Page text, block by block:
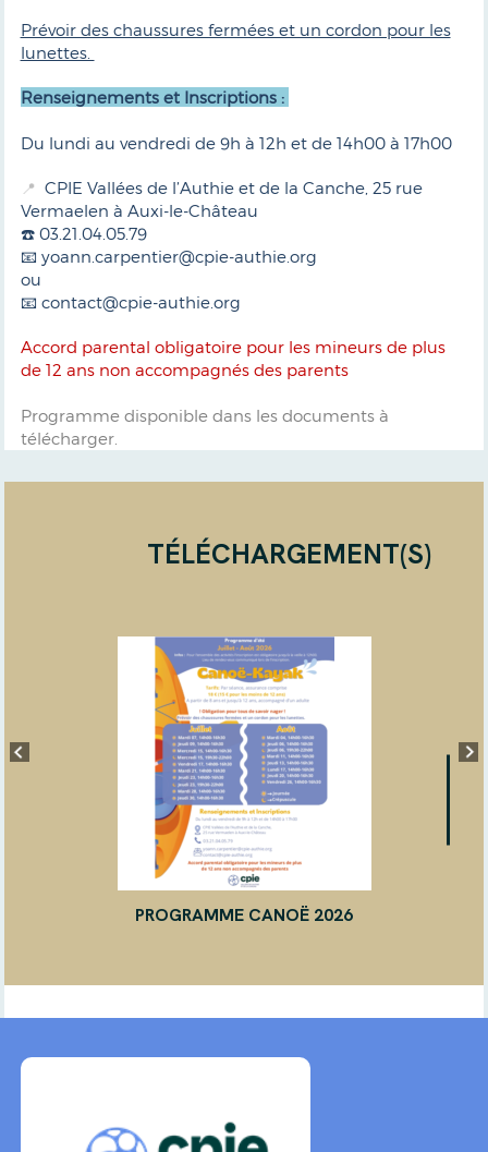
Prévoir des chaussures fermées et un cordon pour les
lunettes.
Renseignements et Inscriptions :
Du lundi au vendredi de 9h à 12h et de 14h00 à 17h00
📍 CPIE Vallées de l’Authie et de la Canche, 25 rue
Vermaelen à Auxi-le-Château
☎️ 03.21.04.05.79
📧 yoann.carpentier@cpie-authie.org
ou
📧 contact@cpie-authie.org
Accord parental obligatoire pour les mineurs de plus
de 12 ans non accompagnés des parents
Programme disponible dans les documents à
télécharger.
TÉLÉCHARGEMENT(S)
PROGRAMME CANOË 2026